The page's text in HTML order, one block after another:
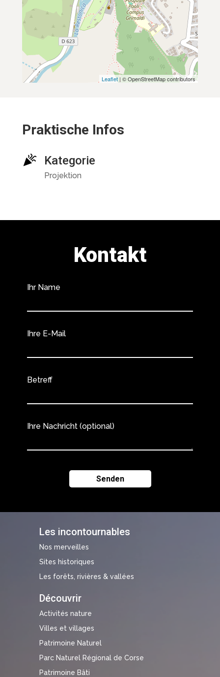
Leaflet | © OpenStreetMap contributors
Praktische Infos
Kategorie
Projektion
Les incontournables
Nos merveilles
Sites historiques
Les forêts, rivières & vallées
Découvrir
Activités nature
Villes et villages
Patrimoine Naturel
Parc Naturel Régional de Corse
Patrimoine Bâti
Kontakt
Ihr Name
Ihre E-Mail
Betreff
Ihre Nachricht (optional)